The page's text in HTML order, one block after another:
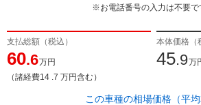
※お電話番号の入力は不要で
支払総額（税込）
60.6万円
（諸経費14 .7 万円含む）
本体価格（
45.9万
この車種の相場価格（平